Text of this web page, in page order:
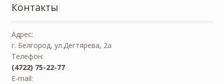
Контакты
Адрес:
г. Белгород, ул.Дегтярева, 2а
Телефон:
(4722) 75-22-77
E-mail: